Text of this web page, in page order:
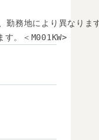
勤務地により異なりま
。＜M001KW>